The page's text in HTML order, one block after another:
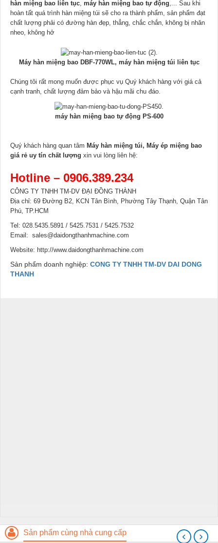
hàn miệng bao liên tục máy hàn miệng bao tự động ,... Sau khi
hoàn tất quá trình hàn miệng túi sẽ cho ra thành phẩm, sản phẩm đạt
chất lượng phải có đường hàn đẹp, thẳng, chắc chắn, không bị nhăn
nheo, không hở
Máy hàn miệng bao DBF-770WL, máy hàn miệng túi liên tục
Chúng tôi rất mong muốn được phục vụ Quý khách hàng với giá cả
cạnh tranh, chất lượng đảm bảo và hậu mãi chu đáo.
máy hàn miệng bao tự động PS-600
Quý khách hàng quan tâm Máy hàn miệng túi, Máy ép miệng bao
giá rẻ uy tín chất lượng xin vui lòng liên hệ:
Hotline – 0906.389.234
CÔNG TY TNHH TM-DV ĐẠI ĐỒNG THÀNH
Địa chỉ: 69 Đường B2, KCN Tân Bình, Phường Tây Thạnh, Quận Tân
Phú, TP.HCM
Tel: 028.5435.5891 / 5425.7531 / 5425.7532
Email: sales@daidongthanhmachine.com
Website: http://www.daidongthanhmachine.com
Sản phẩm doanh nghiệp: CONG TY TNHH TM-DV DAI DONG
THANH
Sản phẩm cùng nhà cung cấp ‹ ›